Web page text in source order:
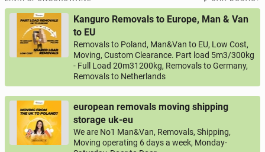
Kanguro Removals to Europe, Man & Van
to EU
Removals to Poland, Man&Van to EU, Low Cost,
Moving, Custom Clearance. Part load 5m3/300kg
- Full Load 20m31200kg, Removals to Germany,
Removals to Netherlands
european removals moving shipping
storage uk-eu
We are No1 Man&Van, Removals, Shipping,
Moving operating 6 days a week, Monday-